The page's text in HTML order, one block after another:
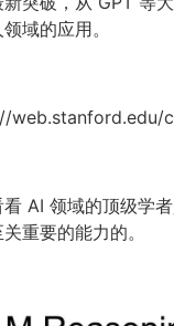
域的应用。
web.stanford.edu/
AI 领域的顶级学
重要的能力的。